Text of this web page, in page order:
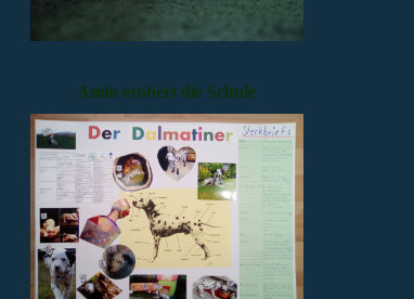
Amiu erobert die Schule